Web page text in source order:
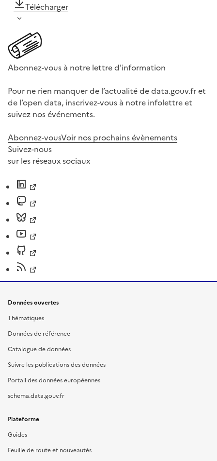
Télécharger
Abonnez-vous à notre lettre d'information
Pour ne rien manquer de l’actualité de data.gouv.fr et
de l’open data, inscrivez-vous à notre infolettre et
suivez nos événements.
Abonnez-vousVoir nos prochains évènements
Suivez-nous
sur les réseaux sociaux
Données ouvertes
Thématiques
Données de référence
Catalogue de données
Suivre les publications des données
Portail des données européennes
schema.data.gouv.fr
Plateforme
Guides
Feuille de route et nouveautés